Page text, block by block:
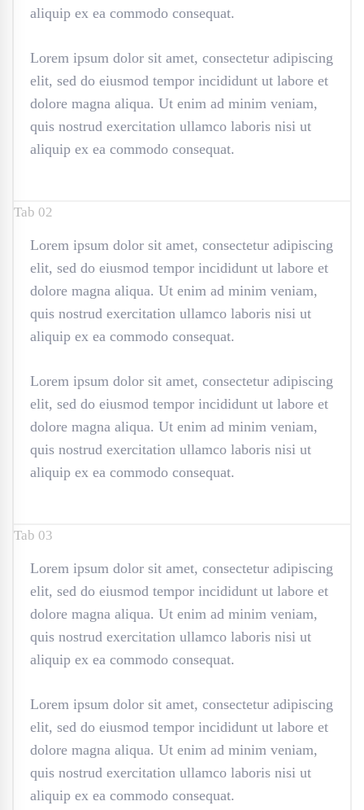
aliquip ex ea commodo consequat.
Lorem ipsum dolor sit amet, consectetur adipiscing
elit, sed do eiusmod tempor incididunt ut labore et
dolore magna aliqua. Ut enim ad minim veniam,
quis nostrud exercitation ullamco laboris nisi ut
aliquip ex ea commodo consequat.
Tab 02
Lorem ipsum dolor sit amet, consectetur adipiscing
elit, sed do eiusmod tempor incididunt ut labore et
dolore magna aliqua. Ut enim ad minim veniam,
quis nostrud exercitation ullamco laboris nisi ut
aliquip ex ea commodo consequat.
Lorem ipsum dolor sit amet, consectetur adipiscing
elit, sed do eiusmod tempor incididunt ut labore et
dolore magna aliqua. Ut enim ad minim veniam,
quis nostrud exercitation ullamco laboris nisi ut
aliquip ex ea commodo consequat.
Tab 03
Lorem ipsum dolor sit amet, consectetur adipiscing
elit, sed do eiusmod tempor incididunt ut labore et
dolore magna aliqua. Ut enim ad minim veniam,
quis nostrud exercitation ullamco laboris nisi ut
aliquip ex ea commodo consequat.
Lorem ipsum dolor sit amet, consectetur adipiscing
elit, sed do eiusmod tempor incididunt ut labore et
dolore magna aliqua. Ut enim ad minim veniam,
quis nostrud exercitation ullamco laboris nisi ut
aliquip ex ea commodo consequat.